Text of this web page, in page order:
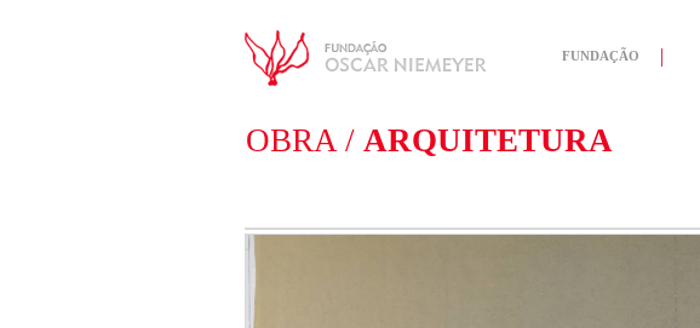
FUNDAÇÃO
OBRA / ARQUITETURA